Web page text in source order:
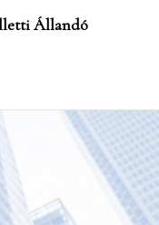
Állandó